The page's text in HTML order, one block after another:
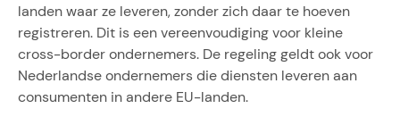
landen waar ze leveren, zonder zich daar te hoeven
registreren. Dit is een vereenvoudiging voor kleine
cross-border ondernemers. De regeling geldt ook voor
Nederlandse ondernemers die diensten leveren aan
consumenten in andere EU-landen.